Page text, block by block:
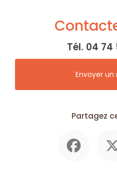
Tél. 04 74
Envoyer un
Partagez